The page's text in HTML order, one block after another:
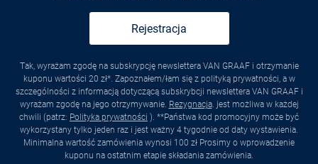
Rejestracja
Tak, wyrażam zgodę na subskrypcję newslettera VAN GRAAF i otrzymanie
kuponu wartości 20 zł*. Zapoznałem/łam się z polityką prywatności, a w
szczególności z informacją dotyczącą subskrybcji newslettera VAN GRAAF i
wyrażam zgodę na jego otrzymywanie. Rezygnacja. jest możliwa w każdej
chwili (patrz: Polityka prywatności ). **Państwa kod promocyjny może być
wykorzystany tylko jeden raz i jest ważny 4 tygodnie od daty wystawienia.
Minimalna wartość zamówienia wynosi 100 zł Prosimy o wprowadzenie
kuponu na ostatnim etapie składania zamówienia.